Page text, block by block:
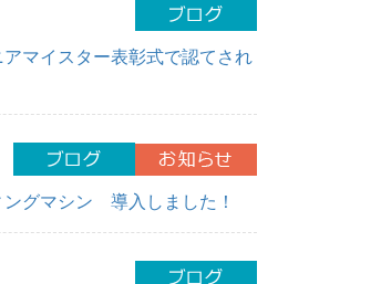
マイスター表彰式で認てされ
ングマシン 導入しました！